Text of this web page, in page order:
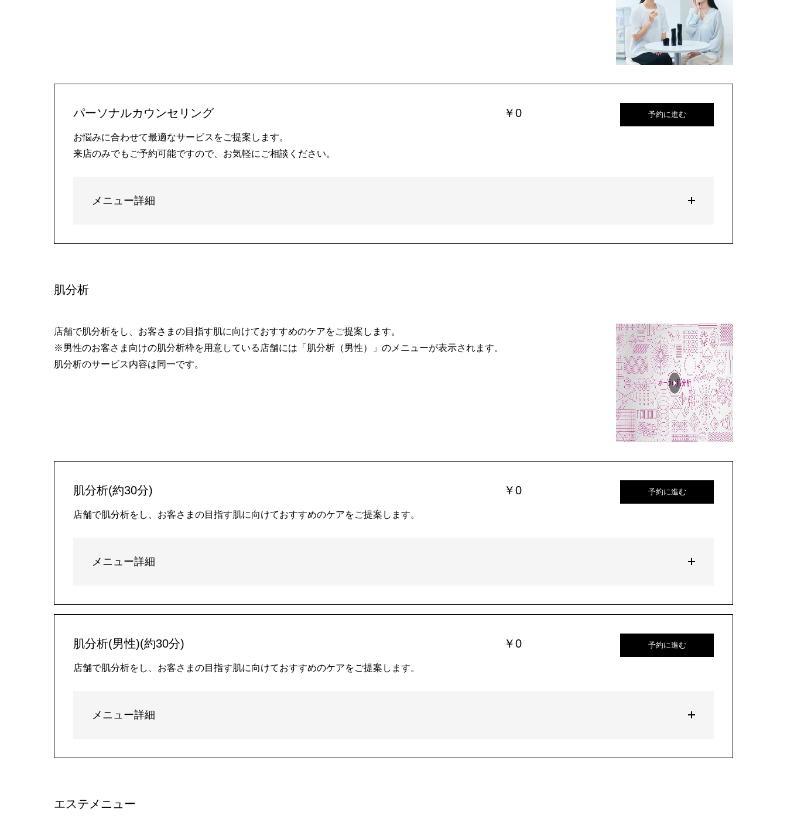
パーソナルカウンセリング ￥0
お悩みに合わせて最適なサービスをご提案します。
来店のみでもご予約可能ですので、お気軽にご相談ください。
予約に進む
メニュー詳細
肌分析
店舗で肌分析をし、お客さまの目指す肌に向けておすすめのケアをご提案します。
※男性のお客さま向けの肌分析枠を用意している店舗には「肌分析（男性）」のメニューが表示されます。
肌分析のサービス内容は同一です。
肌分析(約30分) ￥0
店舗で肌分析をし、お客さまの目指す肌に向けておすすめのケアをご提案します。
予約に進む
メニュー詳細
肌分析(男性)(約30分) ￥0
店舗で肌分析をし、お客さまの目指す肌に向けておすすめのケアをご提案します。
予約に進む
メニュー詳細
エステメニュー